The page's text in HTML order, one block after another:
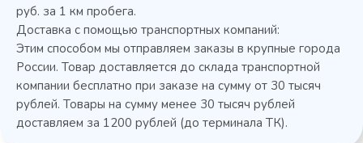
руб. за 1 км пробега.
Доставка с помощью транспортных компаний:
Этим способом мы отправляем заказы в крупные города
России. Товар доставляется до склада транспортной
компании бесплатно при заказе на сумму от 30 тысяч
рублей. Товары на сумму менее 30 тысяч рублей
доставляем за 1200 рублей (до терминала ТК).